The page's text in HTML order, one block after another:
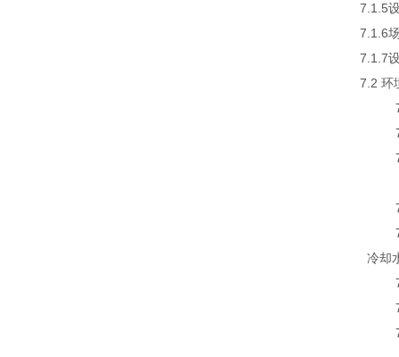
7.1.5
7.1.6
7.1.7
7.2 环
冷却